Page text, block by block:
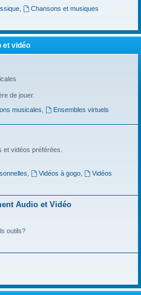
,
Chansons et musiques
et vidéo
de jouer.
musicales
Ensembles virtuels
et vidéos préférées.
Vidéos à gogo,
Vidéos
Audio et Vidéo
outils?